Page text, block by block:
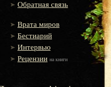
Обратная связь
Врата миров
Бестиарий
Интервью
Рецензии на книги